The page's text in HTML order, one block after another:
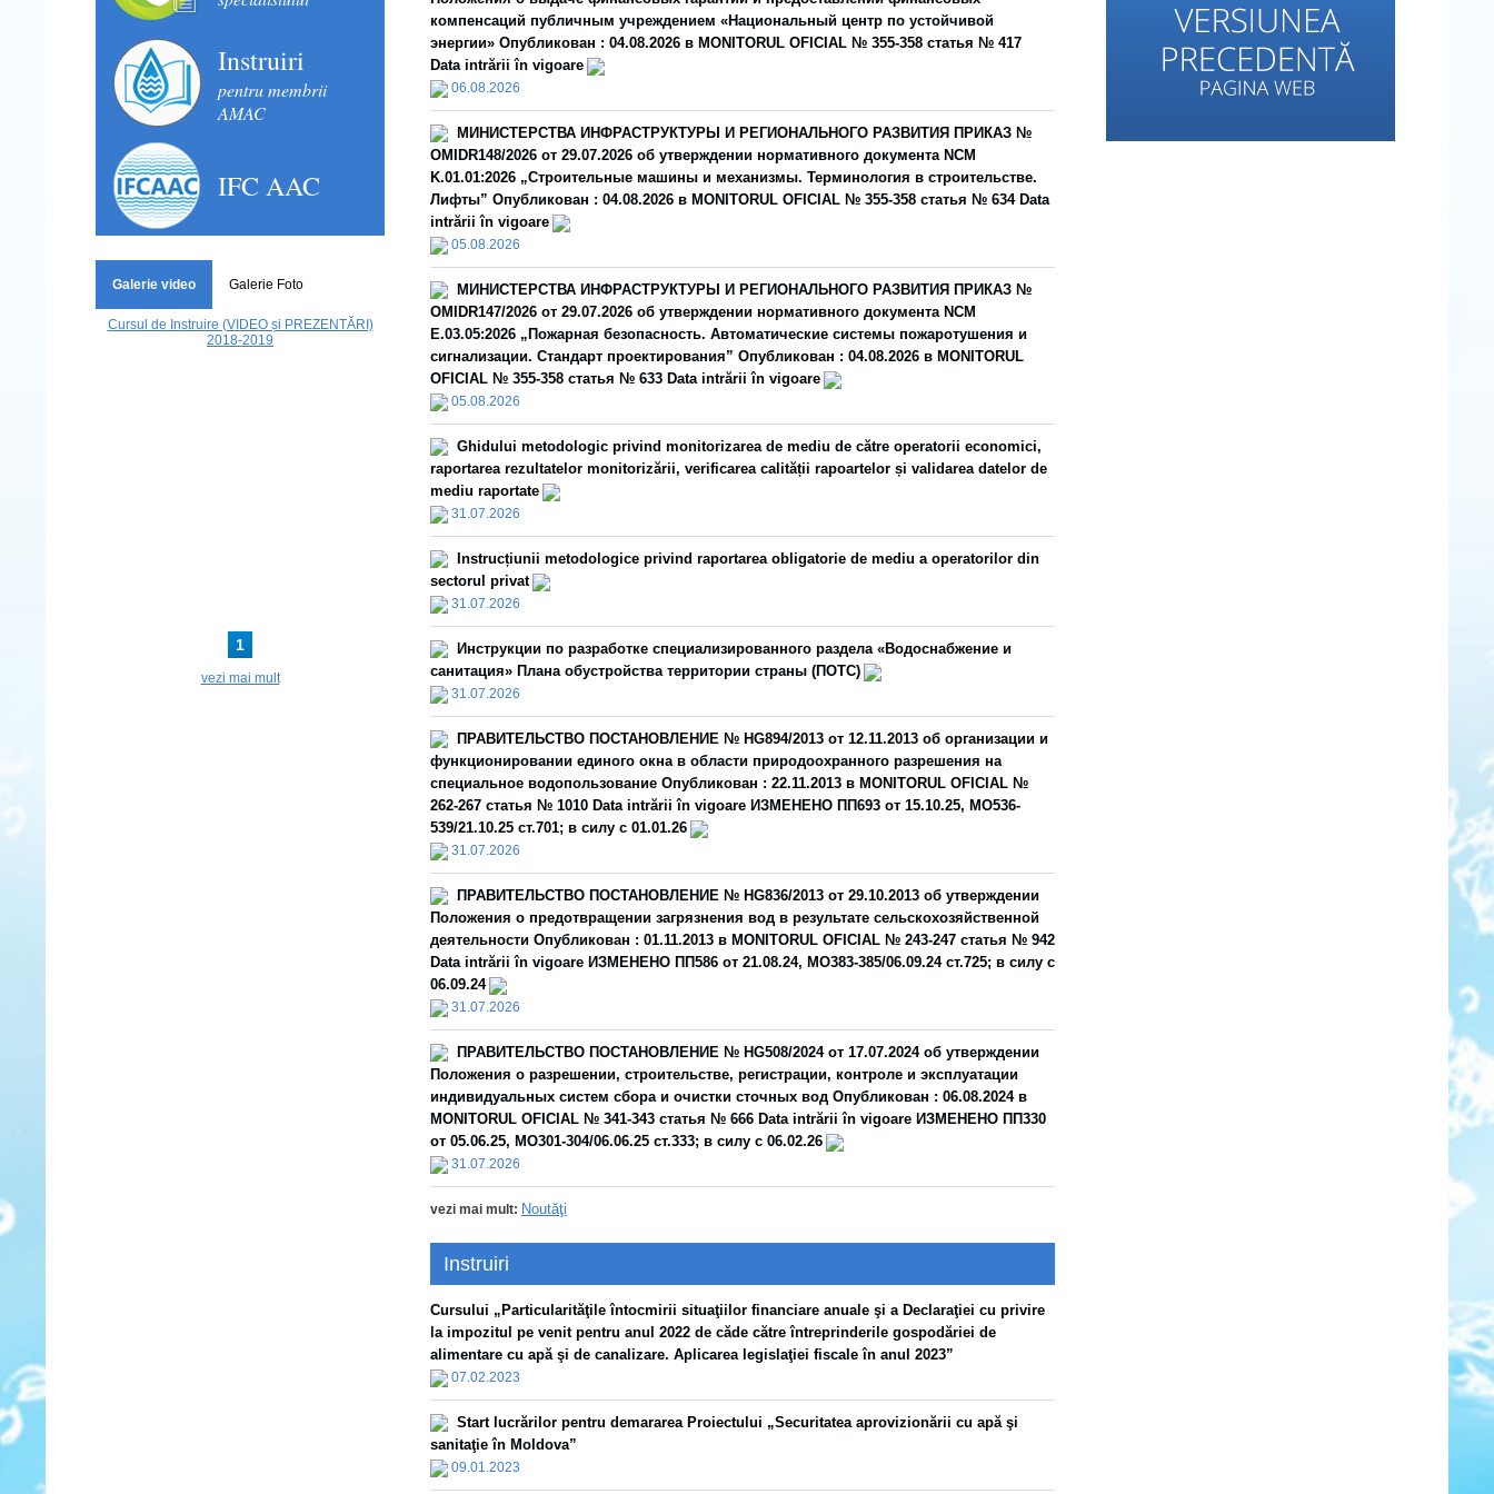
Instruiri
pentru membrii
AMAC
IFC AAC
Galerie video Galerie Foto
Cursul de Instruire (VIDEO și PREZENTĂRI)
2018-2019
1
vezi mai mult
компенсаций публичным учреждением «Национальный центр по устойчивой
энергии» Опубликован : 04.08.2026 в MONITORUL OFICIAL № 355-358 статья № 417
Data intrării în vigoare
06.08.2026
МИНИСТЕРСТВА ИНФРАСТРУКТУРЫ И РЕГИОНАЛЬНОГО РАЗВИТИЯ ПРИКАЗ №
OMIDR148/2026 от 29.07.2026 об утверждении нормативного документа NCM
K.01.01:2026 „Строительные машины и механизмы. Терминология в строительстве.
Лифты” Опубликован : 04.08.2026 в MONITORUL OFICIAL № 355-358 статья № 634 Data
intrării în vigoare
05.08.2026
МИНИСТЕРСТВА ИНФРАСТРУКТУРЫ И РЕГИОНАЛЬНОГО РАЗВИТИЯ ПРИКАЗ №
OMIDR147/2026 от 29.07.2026 об утверждении нормативного документа NCM
E.03.05:2026 „Пожарная безопасность. Автоматические системы пожаротушения и
сигнализации. Стандарт проектирования” Опубликован : 04.08.2026 в MONITORUL
OFICIAL № 355-358 статья № 633 Data intrării în vigoare
05.08.2026
Ghidului metodologic privind monitorizarea de mediu de către operatorii economici,
raportarea rezultatelor monitorizării, verificarea calității rapoartelor și validarea datelor de
mediu raportate
31.07.2026
Instrucțiunii metodologice privind raportarea obligatorie de mediu a operatorilor din
sectorul privat
31.07.2026
Инструкции по разработке специализированного раздела «Водоснабжение и
санитация» Плана обустройства территории страны (ПОТС)
31.07.2026
ПРАВИТЕЛЬСТВО ПОСТАНОВЛЕНИЕ № HG894/2013 от 12.11.2013 об организации и
функционировании единого окна в области природоохранного разрешения на
специальное водопользование Опубликован : 22.11.2013 в MONITORUL OFICIAL №
262-267 статья № 1010 Data intrării în vigoare ИЗМЕНЕНО ПП693 от 15.10.25, MO536-
539/21.10.25 ст.701; в силу с 01.01.26
31.07.2026
ПРАВИТЕЛЬСТВО ПОСТАНОВЛЕНИЕ № HG836/2013 от 29.10.2013 об утверждении
Положения о предотвращении загрязнения вод в результате сельскохозяйственной
деятельности Опубликован : 01.11.2013 в MONITORUL OFICIAL № 243-247 статья № 942
Data intrării în vigoare ИЗМЕНЕНО ПП586 от 21.08.24, МО383-385/06.09.24 ст.725; в силу с
06.09.24
31.07.2026
ПРАВИТЕЛЬСТВО ПОСТАНОВЛЕНИЕ № HG508/2024 от 17.07.2024 oб утверждении
Положения о разрешении, строительстве, регистрации, контроле и эксплуатации
индивидуальных систем сбора и очистки сточных вод Опубликован : 06.08.2024 в
MONITORUL OFICIAL № 341-343 статья № 666 Data intrării în vigoare ИЗМЕНЕНО ПП330
от 05.06.25, МО301-304/06.06.25 ст.333; в силу с 06.02.26
31.07.2026
vezi mai mult: Noutăţi
Instruiri
Сursului „Particularităţile întocmirii situaţiilor financiare anuale şi a Declaraţiei cu privire
la impozitul pe venit pentru anul 2022 de căde către întreprinderile gospodăriei de
alimentare cu apă şi de canalizare. Aplicarea legislaţiei fiscale în anul 2023”
07.02.2023
Start lucrărilor pentru demararea Proiectului „Securitatea aprovizionării cu apă şi
sanitaţie în Moldova”
09.01.2023